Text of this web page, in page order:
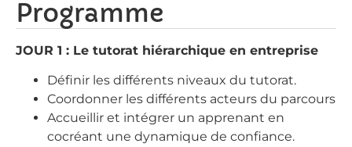
Programme
JOUR 1 : Le tutorat hiérarchique en entreprise
Définir les différents niveaux du tutorat.
Coordonner les différents acteurs du parcours
Accueillir et intégrer un apprenant en
cocréant une dynamique de confiance.